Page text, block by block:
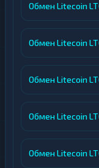
Обмен Litecoin
Обмен Litecoin
Обмен Litecoin
Обмен Litecoin
Обмен Litecoin